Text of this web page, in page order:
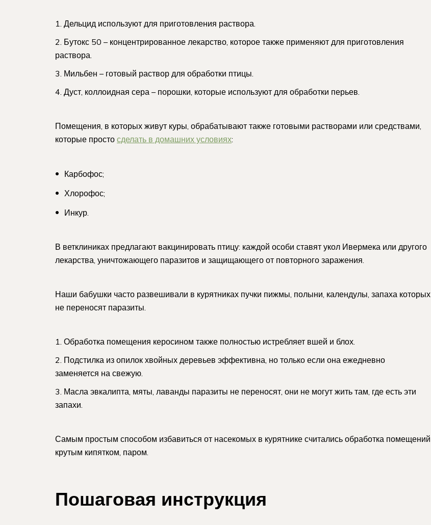
Дельцид используют для приготовления раствора.
Бутокс 50 – концентрированное лекарство, которое также применяют для приготовления
раствора.
Мильбен – готовый раствор для обработки птицы.
Дуст, коллоидная сера – порошки, которые используют для обработки перьев.
Помещения, в которых живут куры, обрабатывают также готовыми растворами или средствами,
которые просто сделать в домашних условиях:
Карбофос;
Хлорофос;
Инкур.
В ветклиниках предлагают вакцинировать птицу: каждой особи ставят укол Ивермека или другого
лекарства, уничтожающего паразитов и защищающего от повторного заражения.
Наши бабушки часто развешивали в курятниках пучки пижмы, полыни, календулы, запаха которых
не переносят паразиты.
Обработка помещения керосином также полностью истребляет вшей и блох.
Подстилка из опилок хвойных деревьев эффективна, но только если она ежедневно
заменяется на свежую.
Масла эвкалипта, мяты, лаванды паразиты не переносят, они не могут жить там, где есть эти
запахи.
Самым простым способом избавиться от насекомых в курятнике считались обработка помещений
крутым кипятком, паром.
Пошаговая инструкция